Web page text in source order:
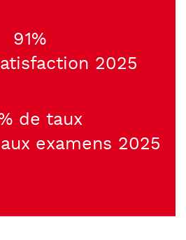
91%
2025
de taux
examens 2025